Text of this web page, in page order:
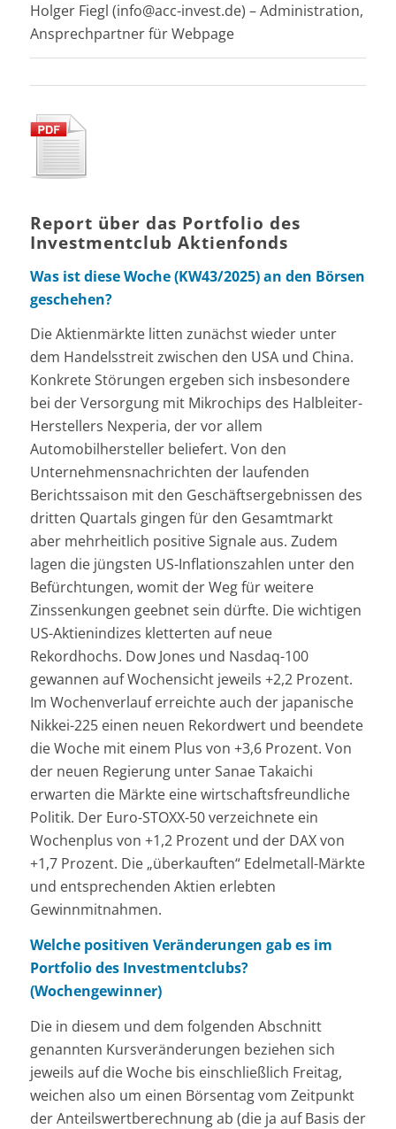
Holger Fiegl (info@acc-invest.de) – Administration,
Ansprechpartner für Webpage
Report über das Portfolio des
Investmentclub Aktienfonds
Was ist diese Woche (KW43/2025) an den Börsen
geschehen?
Die Aktienmärkte litten zunächst wieder unter
dem Handelsstreit zwischen den USA und China.
Konkrete Störungen ergeben sich insbesondere
bei der Versorgung mit Mikrochips des Halbleiter-
Herstellers Nexperia, der vor allem
Automobilhersteller beliefert. Von den
Unternehmensnachrichten der laufenden
Berichtssaison mit den Geschäftsergebnissen des
dritten Quartals gingen für den Gesamtmarkt
aber mehrheitlich positive Signale aus. Zudem
lagen die jüngsten US-Inflationszahlen unter den
Befürchtungen, womit der Weg für weitere
Zinssenkungen geebnet sein dürfte. Die wichtigen
US-Aktienindizes kletterten auf neue
Rekordhochs. Dow Jones und Nasdaq-100
gewannen auf Wochensicht jeweils +2,2 Prozent.
Im Wochenverlauf erreichte auch der japanische
Nikkei-225 einen neuen Rekordwert und beendete
die Woche mit einem Plus von +3,6 Prozent. Von
der neuen Regierung unter Sanae Takaichi
erwarten die Märkte eine wirtschaftsfreundliche
Politik. Der Euro-STOXX-50 verzeichnete ein
Wochenplus von +1,2 Prozent und der DAX von
+1,7 Prozent. Die „überkauften“ Edelmetall-Märkte
und entsprechenden Aktien erlebten
Gewinnmitnahmen.
Welche positiven Veränderungen gab es im
Portfolio des Investmentclubs?
(Wochengewinner)
Die in diesem und dem folgenden Abschnitt
genannten Kursveränderungen beziehen sich
jeweils auf die Woche bis einschließlich Freitag,
weichen also um einen Börsentag vom Zeitpunkt
der Anteilswertberechnung ab (die ja auf Basis der